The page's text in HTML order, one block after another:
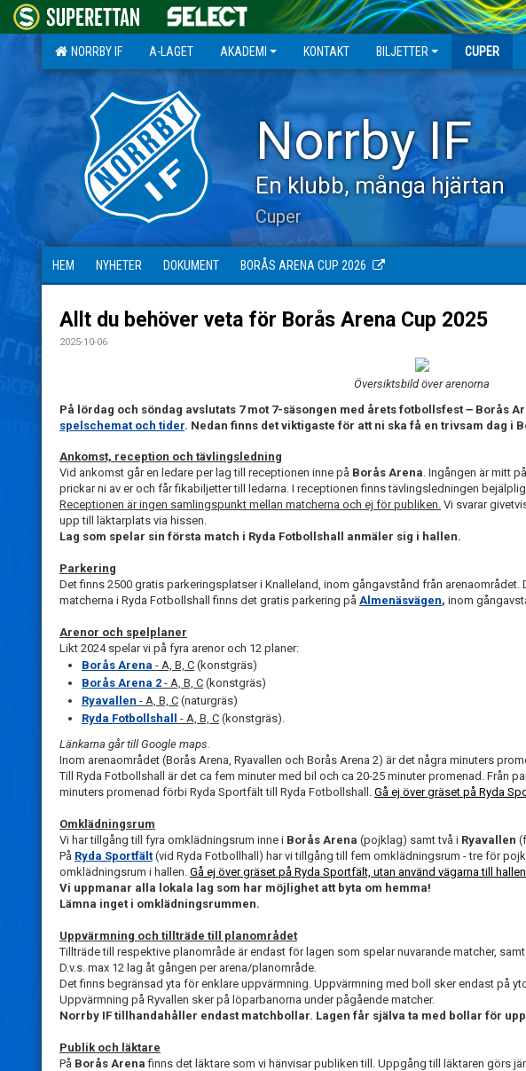
NORRBY IF A-LAGET AKADEMI KONTAKT BILJETTER CUPER
Norrby IF
En klubb, många hjärtan
Cuper
HEM NYHETER DOKUMENT BORÅS ARENA CUP 2026
Allt du behöver veta för Borås Arena Cup 2025
2025-10-06
Översiktsbild över arenorna
På lördag och söndag avslutats 7 mot 7-säsongen med årets fotbollsfest – Borås
spelschemat och tider. Nedan finns det viktigaste för att ni ska få en trivsam dag i
Ankomst, reception och tävlingsledning
Vid ankomst går en ledare per lag till receptionen inne på Borås Arena. Ingången är mitt
prickar ni av er och får fikabiljetter till ledarna. I receptionen finns tävlingsledningen
Receptionen är ingen samlingspunkt mellan matcherna och ej för publiken. Vi svarar
upp till läktarplats via hissen.
Lag som spelar sin första match i Ryda Fotbollshall anmäler sig i hallen.
Parkering
Det finns 2500 gratis parkeringsplatser i Knalleland, inom gångavstånd från arenaområdet.
matcherna i Ryda Fotbollshall finns det gratis parkering på Almenäsvägen, inom
Arenor och spelplaner
Likt 2024 spelar vi på fyra arenor och 12 planer:
Borås Arena - A, B, C (konstgräs)
Borås Arena 2 - A, B, C (konstgräs)
Ryavallen - A, B, C (naturgräs)
Ryda Fotbollshall
- A, B, C (konstgräs).
Länkarna går till Google maps.
Inom arenaområdet (Borås Arena, Ryavallen och Borås Arena 2) är det några minuters
Till Ryda Fotbollshall är det ca fem minuter med bil och ca 20-25 minuter promenad. Från
minuters promenad förbi Ryda Sportfält till Ryda Fotbollshall. Gå ej över gräset på Ryda
Omklädningsrum
Vi har tillgång till fyra omklädningsrum inne i Borås Arena (pojklag) samt två i Ryavallen
På Ryda Sportfält (vid Ryda Fotbollhall) har vi tillgång till fem omklädningsrum - tre för
omklädningsrum i hallen. Gå ej över gräset på Ryda Sportfält, utan använd vägarna till
Vi uppmanar alla lokala lag som har möjlighet att byta om hemma!
Lämna inget i omklädningsrummen.
Uppvärmning och tillträde till planområdet
Tillträde till respektive planområde är endast för lagen som spelar nuvarande matcher,
D.v.s. max 12 lag åt gången per arena/planområde.
Det finns begränsad yta för enklare uppvärmning. Uppvärmning med boll sker endast på
Uppvärmning på Ryvallen sker på löparbanorna under pågående matcher.
Norrby IF tillhandahåller endast matchbollar. Lagen får själva ta med bollar för
Publik och läktare
På Borås Arena finns det läktare som vi hänvisar publiken till. Uppgång till läktaren görs